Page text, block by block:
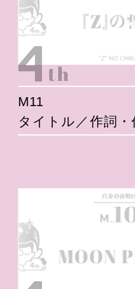
M11
タイトル／作詞・